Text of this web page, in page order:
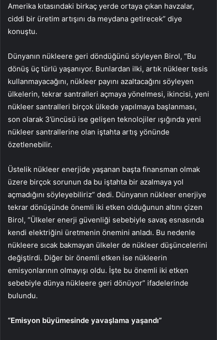
Amerika kıtasındaki birkaç yerde ortaya çıkan havzalar,
ciddi bir üretim artışını da meydana getirecek” diye
konuştu.
Dünyanın nükleere geri döndüğünü söyleyen Birol, “Bu
dönüş üç türlü yaşanıyor. Bunlardan ilki, artık nükleer tesis
kullanmayacağını, nükleer payını azaltacağını söyleyen
ülkelerin, tekrar santralleri açmaya yönelmesi, ikincisi, yeni
nükleer santralleri birçok ülkede yapılmaya başlanması,
son olarak 3’üncüsü ise gelişen teknolojiler ışığında yeni
nükleer santrallerine olan iştahta artış yönünde
özetlenebilir.
Üstelik nükleer enerjide yaşanan başta finansman olmak
üzere birçok sorunun da bu iştahta bir azalmaya yol
açmadığını söyleyebiliriz” dedi. Dünyanın nükleer enerjiye
tekrar dönüşünde önemli iki etken olduğunun altını çizen
Birol, “Ülkeler enerji güvenliği sebebiyle savaş esnasında
kendi elektriğini üretmenin önemini anladı. Bu nedenle
nükleere sıcak bakmayan ülkeler de nükleer düşüncelerini
değiştirdi. Diğer bir önemli etken ise nükleerin
emisyonlarının olmayışı oldu. İşte bu önemli iki etken
sebebiyle dünya nükleere geri dönüyor” ifadelerinde
bulundu.
“Emisyon büyümesinde yavaşlama yaşandı”